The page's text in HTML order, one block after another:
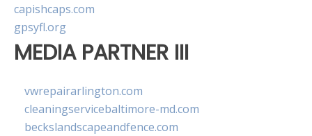
capishcaps.com
gpsyfl.org
MEDIA PARTNER III
vwrepairarlington.com
cleaningservicebaltimore-md.com
beckslandscapeandfence.com